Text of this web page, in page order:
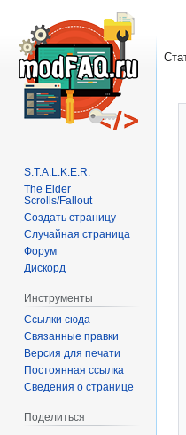
S.T.A.L.K.E.R.
The Elder
Scrolls/Fallout
Создать страницу
Случайная страница
Форум
Дискорд
Инструменты
Ссылки сюда
Связанные правки
Версия для печати
Постоянная ссылка
Сведения о странице
Поделиться